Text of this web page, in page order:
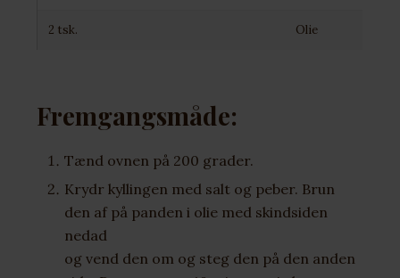
2 tsk. Olie
Fremgangsmåde:
Tænd ovnen på 200 grader.
Krydr kyllingen med salt og peber. Brun
den af på panden i olie med skindsiden
nedad
og vend den om og steg den på den anden